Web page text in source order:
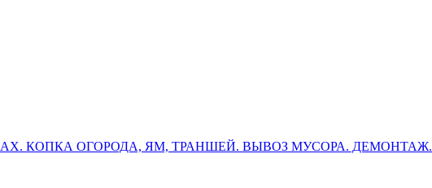
КОПКА ОГОРОДА, ЯМ, ТРАНШЕЙ. ВЫВОЗ МУСОРА. ДЕМОНТАЖ.